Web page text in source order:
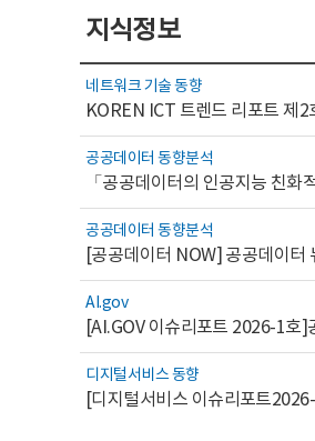
지식정보
네트워크 기술 동향
KOREN ICT 트렌드 리포트 제2
공공데이터 동향분석
「공공데이터의 인공지능 친화
공공데이터 동향분석
[공공데이터 NOW] 공공데이터
AI.gov
디지털서비스 동향